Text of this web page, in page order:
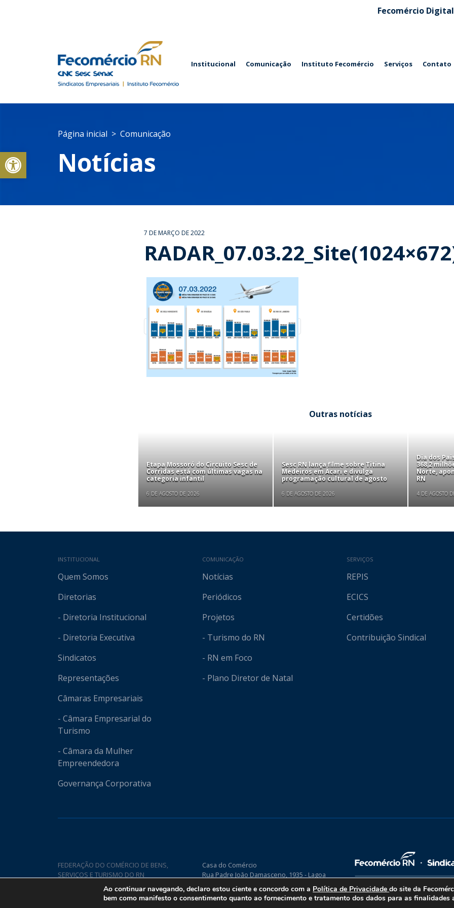
Abrir a barra de ferramentas
Fecomércio Digital
Institucional Comunicação Instituto Fecomércio Serviços Contato
Página inicial Comunicação
Notícias
7 DE MARÇO DE 2022
Outras notícias
Etapa Mossoró do Circuito Sesc de
Corridas está com últimas vagas na
categoria infantil
6 DE AGOSTO DE 2026
Sesc RN lança filme sobre Titina
Medeiros em Acari e divulga
programação cultural de agosto
6 DE AGOSTO DE 2026
Dia dos
368,2
Norte,
RN
4 DE AGOSTO
Mapa do site
INSTITUCIONAL
Quem Somos
Diretorias
- Diretoria Institucional
- Diretoria Executiva
Sindicatos
Representações
Câmaras Empresariais
- Câmara Empresarial do
Turismo
- Câmara da Mulher
Empreendedora
Governança Corporativa
COMUNICAÇÃO
Notícias
Periódicos
Projetos
- Turismo do RN
- RN em Foco
- Plano Diretor de Natal
SERVIÇOS
REPIS
ECICS
Certidões
Contribuição Sindical
FEDERAÇÃO DO COMÉRCIO DE BENS,
SERVIÇOS E TURISMO DO RN
Casa do Comércio
Rua Padre João Damasceno, 1935 - Lagoa
Nova CEP 59075-760
Ao continuar navegando, declaro estou ciente e concordo com a Política de Privacidadedo site da
bem como manifesto o consentimento quanto ao fornecimento e tratamento dos dados para as finalidades